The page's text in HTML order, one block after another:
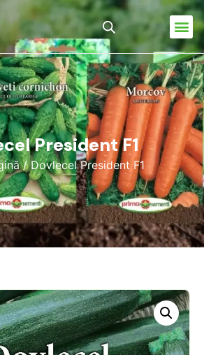
President F1
/ Dovlecel President F1